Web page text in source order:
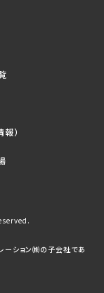
）
ーション㈱の子会社であ